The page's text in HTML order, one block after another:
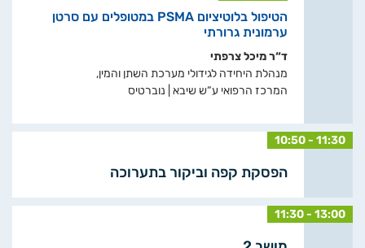
הטיפול בלוטיציום PSMA במטופלים עם סרטן
ערמונית גרורתי
ד“ר מיכל צרפתי
מנהלת היחידה לגידולי מערכת השתן והמין,
המרכז הרפואי ע“ש שיבא | נוברטיס
10:50 - 11:30
הפסקת קפה וביקור בתערוכה
11:30 - 13:00